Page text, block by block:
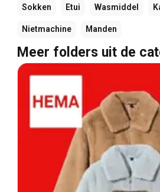
Sokken Etui Wasmiddel
Nietmachine Manden
Meer folders uit de